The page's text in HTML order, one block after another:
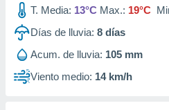
publicidad
de
1199
T. Media: 13°C Max.: 19°C
Días de lluvia: 8 días
Acum. de lluvia: 105 mm
Viento medio: 14 km/h